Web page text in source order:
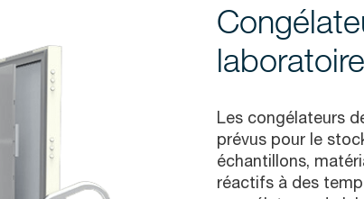
laboratoire
Les congélateurs
prévus pour le
échantillons,
réactifs à des